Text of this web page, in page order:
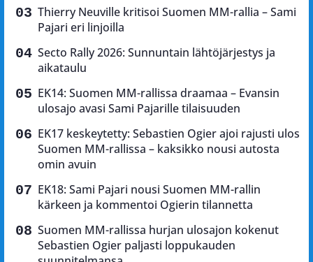
Thierry Neuville kritisoi Suomen MM-rallia – Sami
Pajari eri linjoilla
Secto Rally 2026: Sunnuntain lähtöjärjestys ja
aikataulu
EK14: Suomen MM-rallissa draamaa – Evansin
ulosajo avasi Sami Pajarille tilaisuuden
EK17 keskeytetty: Sebastien Ogier ajoi rajusti ulos
Suomen MM-rallissa – kaksikko nousi autosta
omin avuin
EK18: Sami Pajari nousi Suomen MM-rallin
kärkeen ja kommentoi Ogierin tilannetta
Suomen MM-rallissa hurjan ulosajon kokenut
Sebastien Ogier paljasti loppukauden